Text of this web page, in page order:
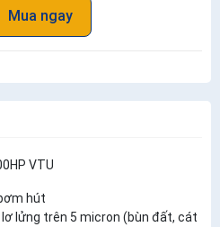
Mua ngay
VTU
hút
lơ lửng trên 5 micron (bùn đất, cát